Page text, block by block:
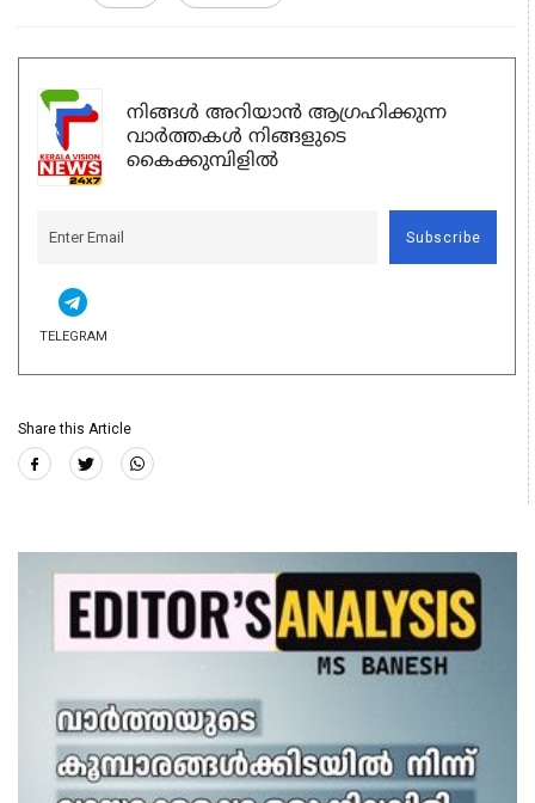
നിങ്ങൾ അറിയാൻ ആഗ്രഹിക്കുന്ന
വാർത്തകൾ നിങ്ങളുടെ
കൈക്കുമ്പിളിൽ
Subscribe
TELEGRAM
Share this Article